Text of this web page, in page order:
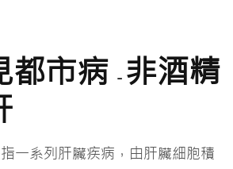
都市病 - 非酒精
一系列肝臟疾病，由肝臟細胞積